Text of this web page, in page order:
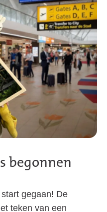
begonnen
gegaan! De
teken van een